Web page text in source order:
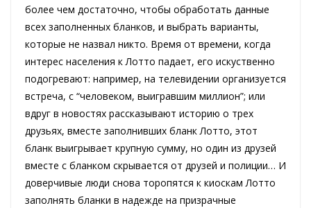
более чем достаточно, чтобы обработать данные
всех заполненных бланков, и выбрать варианты,
которые не назвал никто. Время от времени, когда
интерес населения к Лотто падает, его искуственно
подогревают: например, на телевидении организуется
встреча, с “человеком, выигравшим миллион”; или
вдруг в новостях рассказывают историю о трех
друзьях, вместе заполнивших бланк Лотто, этот
бланк выигрывает крупную сумму, но один из друзей
вместе с бланком скрывается от друзей и полиции… И
доверчивые люди снова торопятся к киоскам Лотто
заполнять бланки в надежде на призрачные